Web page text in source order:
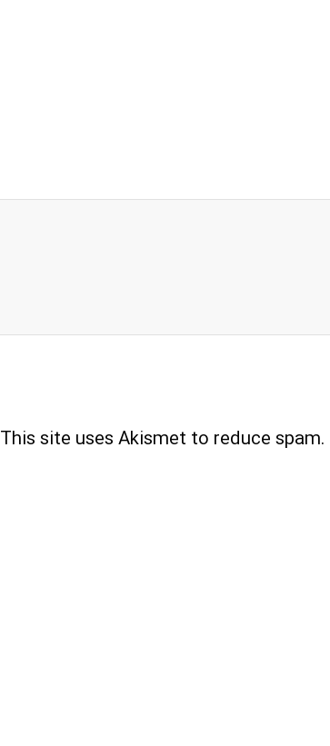
This site uses Akismet to reduce spam.